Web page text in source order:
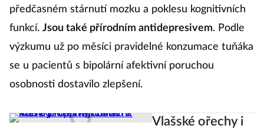
předčasném stárnutí mozku a poklesu kognitivních
funkcí. Jsou také přírodním antidepresivem. Podle
výzkumu už po měsíci pravidelné konzumace tuňáka
se u pacientů s bipolární afektivní poruchou
osobnosti dostavilo zlepšení.
Vlašské ořechy i